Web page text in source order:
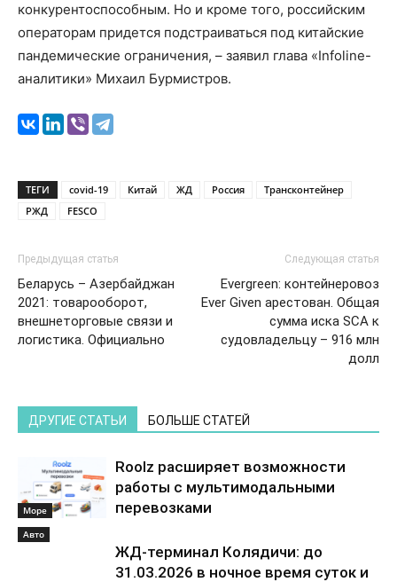
конкурентоспособным. Но и кроме того, российским
операторам придется подстраиваться под китайские
пандемические ограничения, – заявил глава «Infoline-
аналитики» Михаил Бурмистров.
ТЕГИ covid-19 Китай ЖД Россия
Трансконтейнер
РЖД
FESCO
Предыдущая статья
Беларусь – Азербайджан
2021: товарооборот,
внешнеторговые связи и
логистика. Официально
Следующая статья
Evergreen: контейнеровоз
Ever Given арестован. Общая
сумма иска SCA к
судовладельцу – 916 млн
долл
ДРУГИЕ СТАТЬИ БОЛЬШЕ СТАТЕЙ
Море
Roolz расширяет возможности
работы с мультимодальными
перевозками
Авто
ЖД-терминал Колядичи: до
31.03.2026 в ночное время суток и